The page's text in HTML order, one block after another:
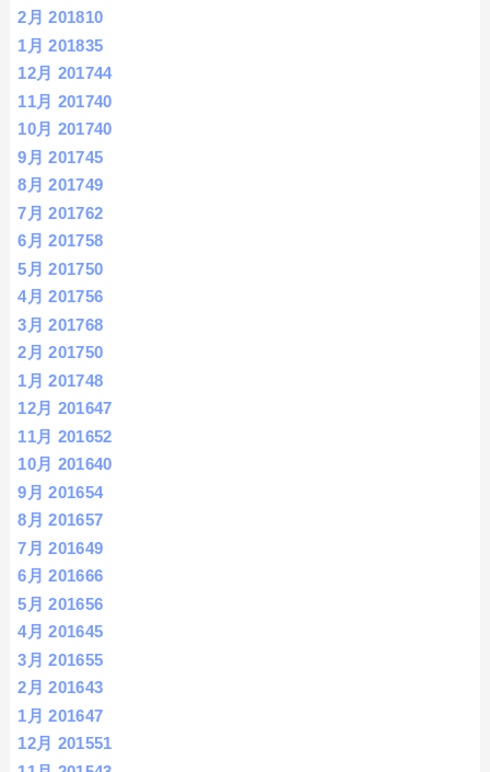
2月 201810
1月 201835
12月 201744
11月 201740
10月 201740
9月 201745
8月 201749
7月 201762
6月 201758
5月 201750
4月 201756
3月 201768
2月 201750
1月 201748
12月 201647
11月 201652
10月 201640
9月 201654
8月 201657
7月 201649
6月 201666
5月 201656
4月 201645
3月 201655
2月 201643
1月 201647
12月 201551